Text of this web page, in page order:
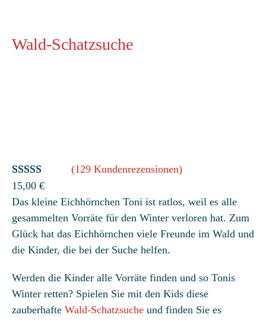
Wald-Schatzsuche
Bewertet
mit 4.78
von 5,
basierend
auf
129
ertungen
(129 Kundenrezensionen)
15,00 €
Das kleine Eichhörnchen Toni ist ratlos, weil es alle
gesammelten Vorräte für den Winter verloren hat. Zum
Glück hat das Eichhörnchen viele Freunde im Wald und
die Kinder, die bei der Suche helfen.
Werden die Kinder alle Vorräte finden und so Tonis
Winter retten? Spielen Sie mit den Kids diese
zauberhafte Wald-Schatzsuche und finden Sie es